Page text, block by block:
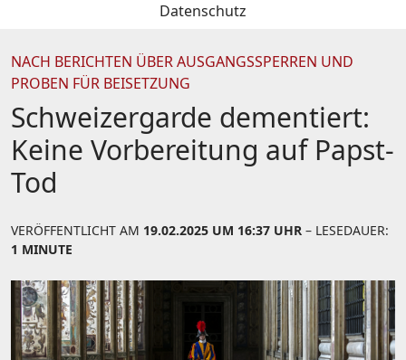
Datenschutz
NACH BERICHTEN ÜBER AUSGANGSSPERREN UND
PROBEN FÜR BEISETZUNG
Schweizergarde dementiert:
Keine Vorbereitung auf Papst-
Tod
VERÖFFENTLICHT AM 19.02.2025 UM 16:37 UHR – LESEDAUER:
1 MINUTE